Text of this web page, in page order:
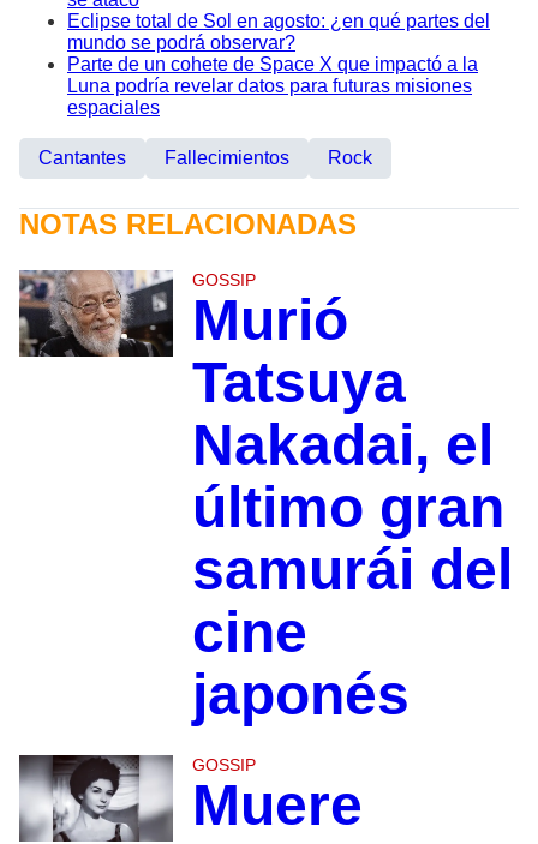
Eclipse total de Sol en agosto: ¿en qué partes del
mundo se podrá observar?
Parte de un cohete de Space X que impactó a la
Luna podría revelar datos para futuras misiones
espaciales
Cantantes Fallecimientos Rock
NOTAS RELACIONADAS
GOSSIP
Murió
Tatsuya
Nakadai, el
último gran
samurái del
cine
japonés
GOSSIP
Muere